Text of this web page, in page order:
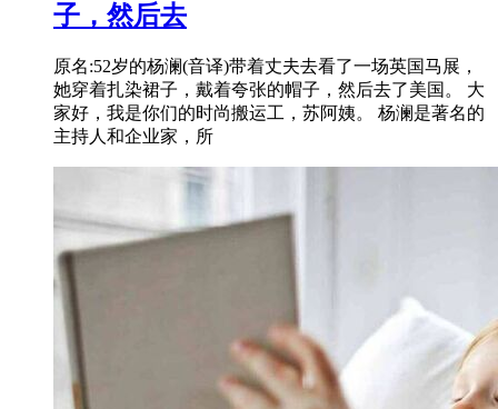
子，然后去
原名:52岁的杨澜(音译)带着丈夫去看了一场英国马展，
她穿着扎染裙子，戴着夸张的帽子，然后去了美国。 大
家好，我是你们的时尚搬运工，苏阿姨。 杨澜是著名的
主持人和企业家，所